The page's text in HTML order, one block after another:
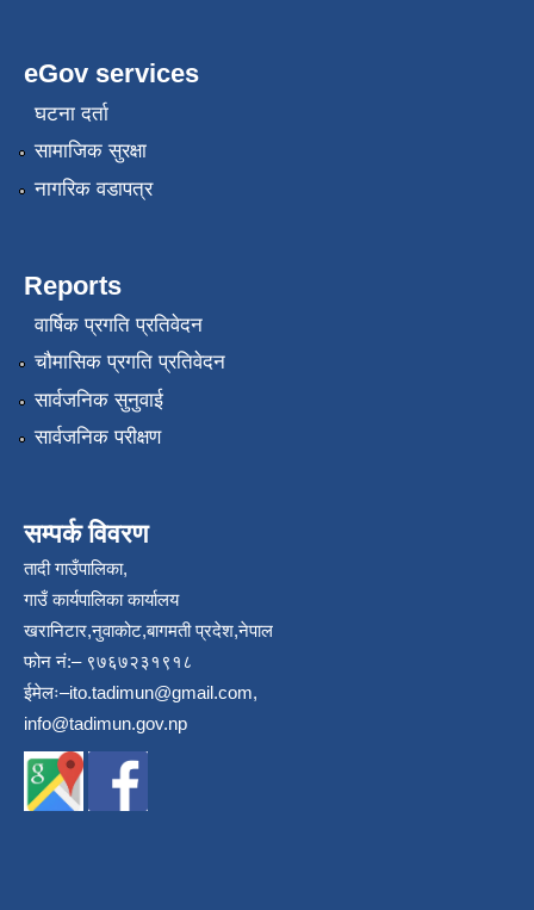
eGov services
घटना दर्ता
सामाजिक सुरक्षा
नागरिक वडापत्र
Reports
वार्षिक प्रगति प्रतिवेदन
चौमासिक प्रगति प्रतिवेदन
सार्वजनिक सुनुवाई
सार्वजनिक परीक्षण
सम्पर्क विवरण
तादी गाउँपालिका,
गाउँ कार्यपालिका कार्यालय
खरानिटार,नुवाकोट,बागमती प्रदेश,नेपाल
फोन नं:– ९७६७२३१९१८
ईमेलः–ito.tadimun@gmail.com,
info@tadimun.gov.np